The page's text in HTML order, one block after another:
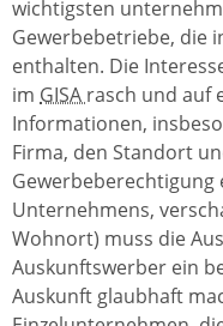
wichtigsten
Gewerbebetriebe, die
enthalten. Die
im GISA rasch und auf
Informationen,
Firma, den Standort
Gewerbeberechtigung
Unternehmens,
Wohnort) muss die
Auskunftswerber ein
Auskunft glaubhaft